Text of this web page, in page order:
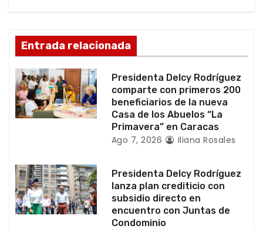
d
e
e
n
r
a
d
Entrada relacionada
Presidenta Delcy Rodríguez
comparte con primeros 200
beneficiarios de la nueva
Casa de los Abuelos “La
Primavera” en Caracas
Ago 7, 2026 Iliana Rosales
Presidenta Delcy Rodríguez
lanza plan crediticio con
subsidio directo en
encuentro con Juntas de
Condominio